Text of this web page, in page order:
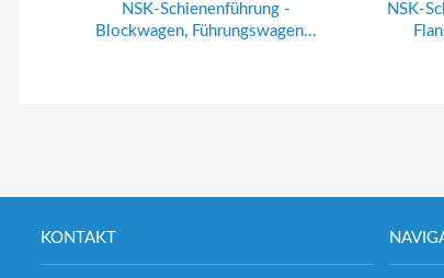
NSK-Schienenführung -
Blockwagen, Führungswagen...
NSK-
KONTAKT